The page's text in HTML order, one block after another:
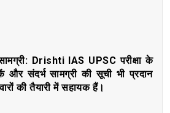
Drishti IAS UPSC परीक्षा के
और संदर्भ सामग्री की सूची भी प्रदान
की तैयारी में सहायक हैं।